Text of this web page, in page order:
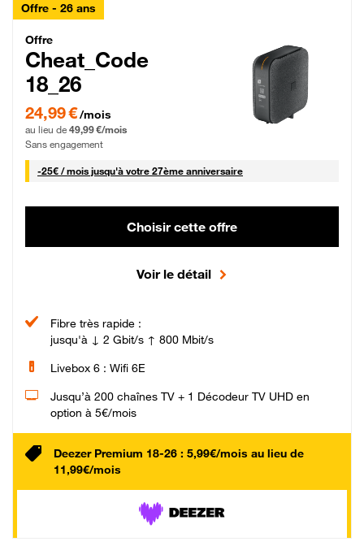
Offre - 26 ans
Cheat_Code Fibre_18_26
Offre
Cheat_Code
18_26
24,99 € par mois pendant 0 mois puis 49,99 € par mois, Sans engagement
24,99 €/mois
au lieu de 49,99 €/mois
Sans engagement
-25€ / mois25 € par mois
jusqu'à votre 27ème anniversaire
Choisir cette offre
Voir le détail
Fibre très rapide :
jusqu'à ↓ 2 Gbit/s ↑ 800 Mbit/s
Livebox 6 : Wifi 6E
Jusqu’à 200 chaînes TV + 1 Décodeur TV UHD en
option à 5€/mois
Deezer Premium 18-26 : 5,99€/mois au lieu de
11,99€/mois